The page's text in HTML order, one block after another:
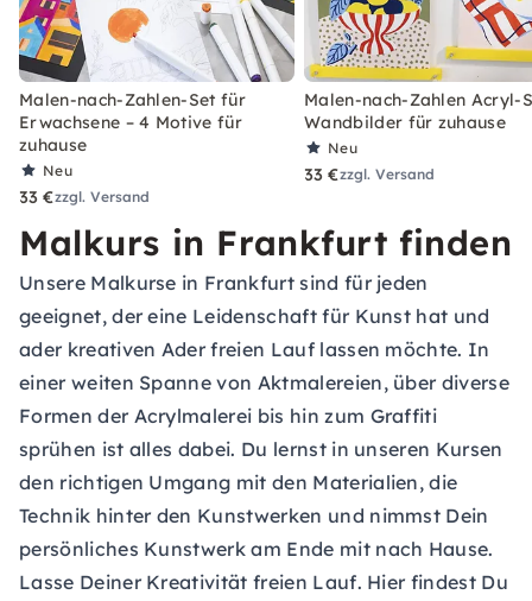
Malen-nach-Zahlen-Set für
Erwachsene – 4 Motive für
zuhause
Neu
33 €zzgl. Versand
Malen-nach-Zahlen Acryl-
Wandbilder für zuhause
Neu
33 €zzgl. Versand
Malkurs in Frankfurt finden
Unsere Malkurse in Frankfurt sind für jeden
geeignet, der eine Leidenschaft für Kunst hat und
ader kreativen Ader freien Lauf lassen möchte. In
einer weiten Spanne von Aktmalereien, über diverse
Formen der Acrylmalerei bis hin zum Graffiti
sprühen ist alles dabei. Du lernst in unseren Kursen
den richtigen Umgang mit den Materialien, die
Technik hinter den Kunstwerken und nimmst Dein
persönliches Kunstwerk am Ende mit nach Hause.
Lasse Deiner Kreativität freien Lauf. Hier findest Du